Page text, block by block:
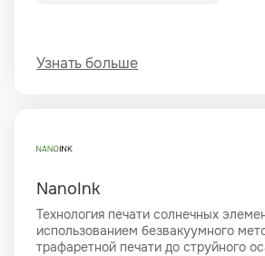
Узнать больше
NanoInk
Технология печати солнечных
использованием безвакуумного
трафаретной печати до струйного